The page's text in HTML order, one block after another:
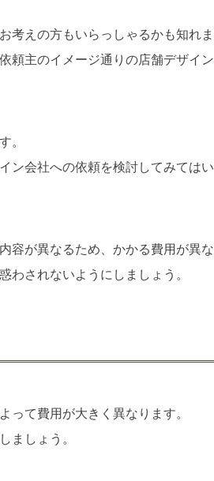
考えの方もいらっしゃるかも知れ
頼主のイメージ通りの店舗デザイ
。
ン会社への依頼を検討してみては
容が異なるため、かかる費用が異
わされないようにしましょう。
って費用が大きく異なります。
ましょう。